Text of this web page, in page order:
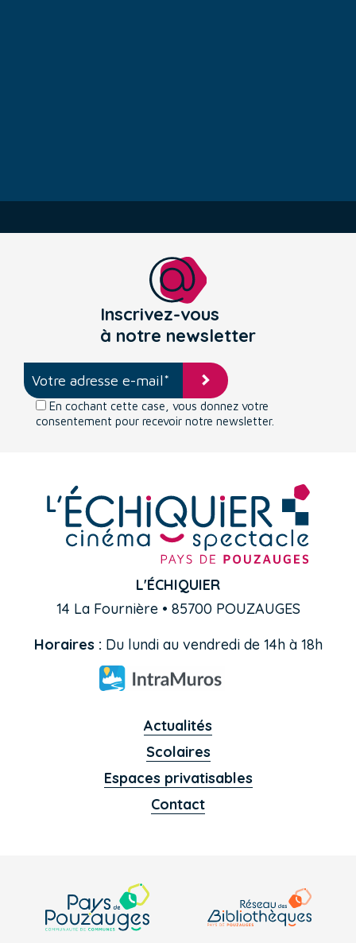
Inscrivez-vous
à notre newsletter
En cochant cette case, vous donnez votre
consentement pour recevoir notre newsletter.
L'ÉCHIQUIER
14 La Fournière • 85700 POUZAUGES
Horaires : Du lundi au vendredi de 14h à 18h
Actualités
Scolaires
Espaces privatisables
Contact